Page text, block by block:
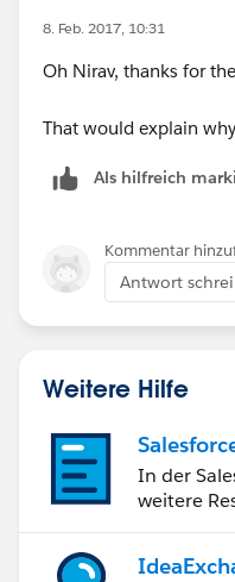
8. Feb. 2017, 10:31
Oh Nirav, thanks for
That would explain
Als hilfreich
Kommentar
Antwort
Weitere Hilfe
In der
weitere